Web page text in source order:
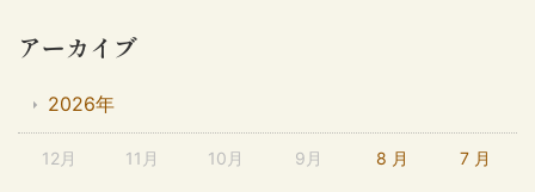
アーカイブ
2026年
12月 11月 10月 9月 8 月 7 月